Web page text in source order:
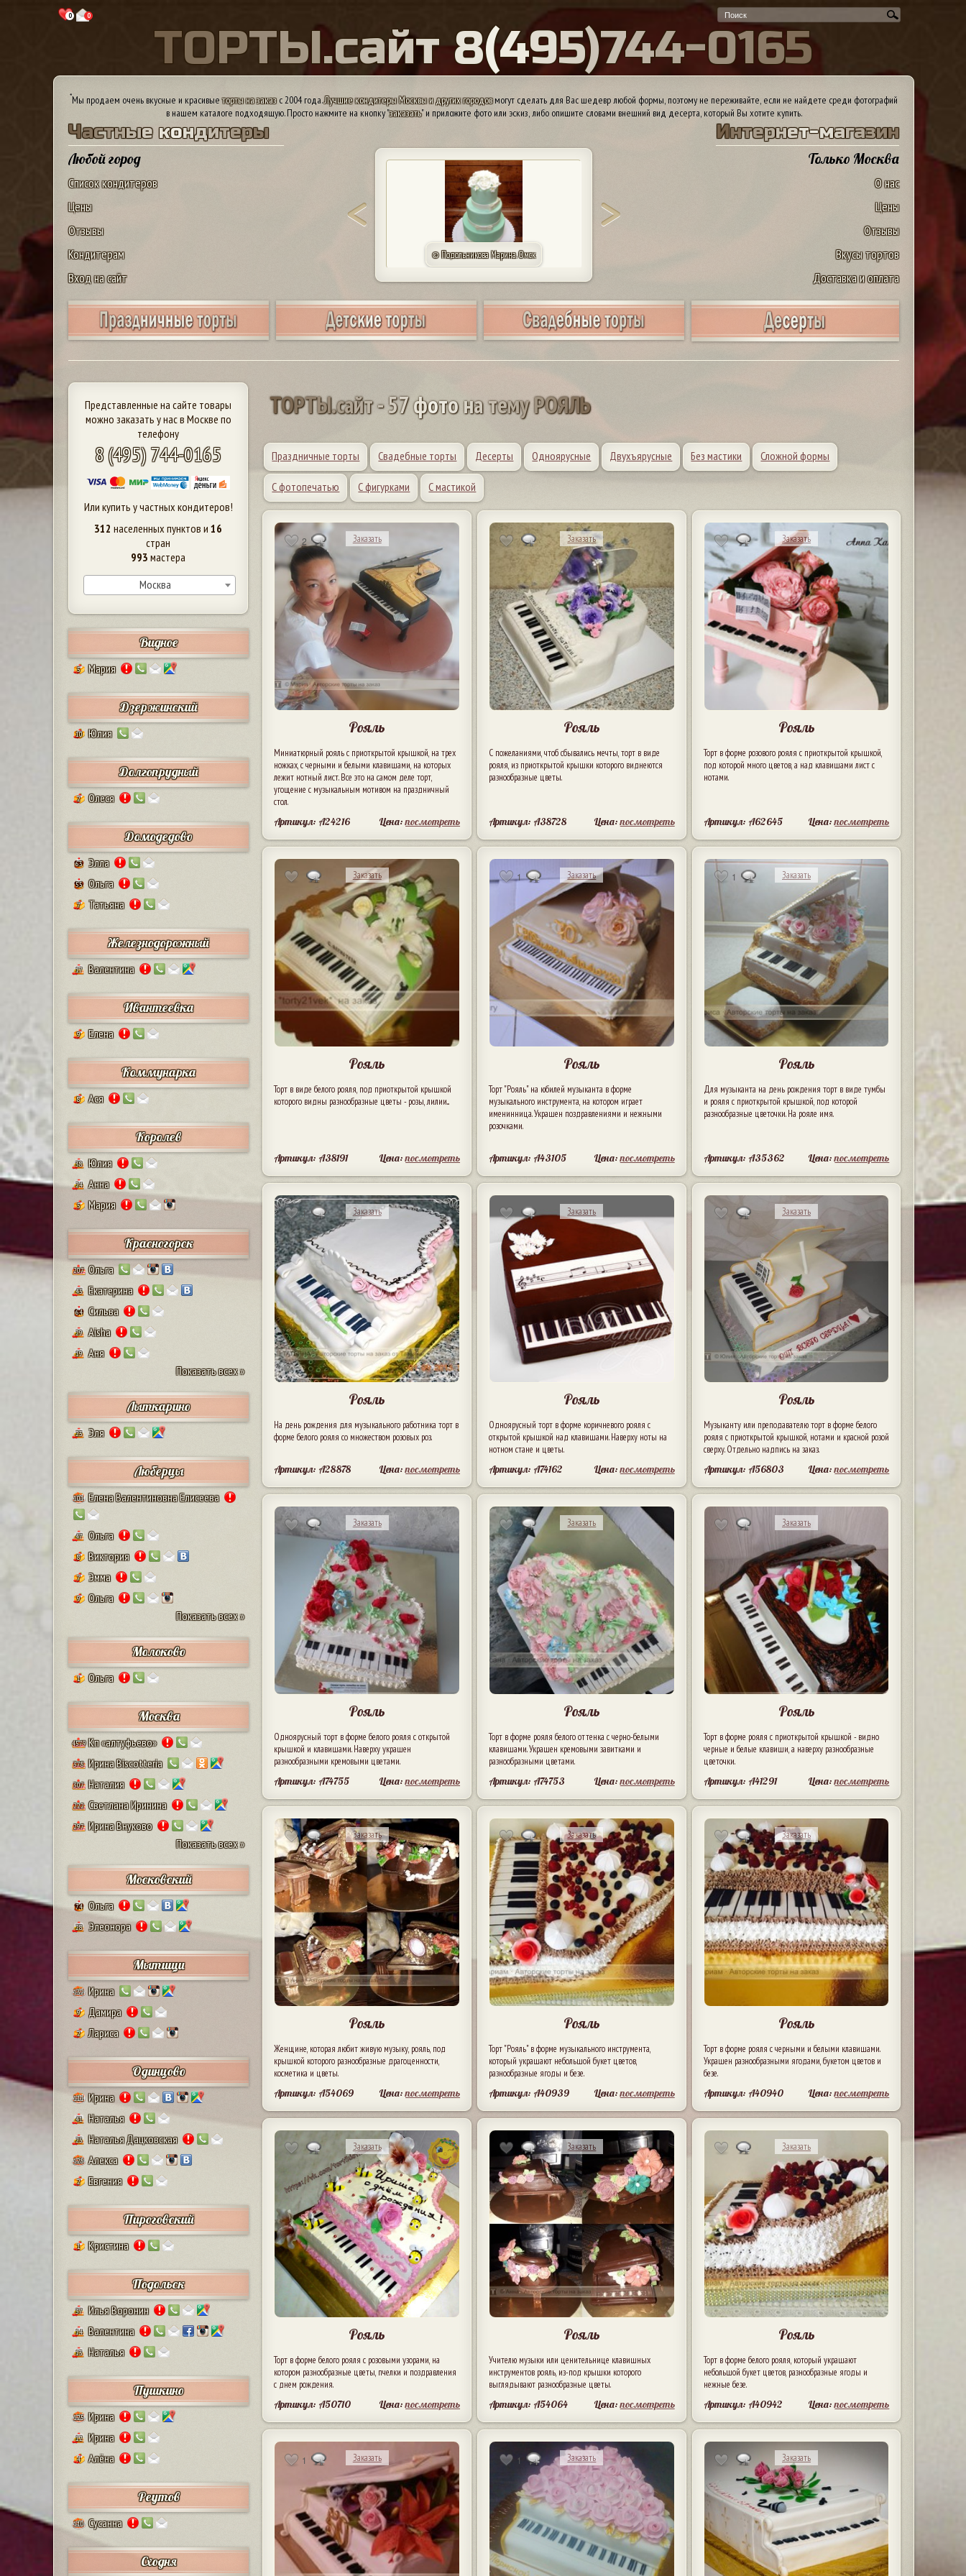
0 0
ТОРТЫ.сайт 8(495)744-0165
*Мы продаем очень вкусные и красивыеторты на заказс 2004 года.Лучшие кондитеры Москвы и других городовмогут сделать для Вас шедевр любой формы, поэтому не переживайте, если не найдете среди фотографий
в нашем каталоге подходящую. Просто нажмите на кнопку "заказать" и приложите фото или эскиз, либо опишите словами внешний вид десерта, который Вы хотите купить.
Частные кондитеры
Любой город
Список кондитеров
Цены
Отзывы
Кондитерам
Вход на сайт
Интернет-магазин
Только Москва
О нас
Цены
Отзывы
Вкусы тортов
Доставка и оплата
© Подольникова Марина. Омск
Представленные на сайте товары
можно заказать у нас в Москве по
телефону
8 (495) 744-0165
Или купить у частных кондитеров!
312 населенных пунктов и16
стран
993 мастера
Москва
Видное
5 Мария
Дзержинский
10 Юлия
Долгопрудный
2 Олеся
Домодедово
63 Элла
55 Ольга
7 Татьяна
Железнодорожный
17 Валентина
Ивантеевка
9 Елена
Коммунарка
8 Ася
Королев
38 Юлия
24 Анна
5 Мария
Красногорск
207 Ольга
43 Екатерина
64 Сильва
29 Aisha
19
Аня
Показать всех »
Лыткарино
23 Эля
Люберцы
101 Елена Валентиновна Елисеева
47 Ольга
8 Виктория
7 Эмма
9
Ольга
Показать всех »
Молоково
1 Ольга
Москва
4579 Кп «алтуфьево»
378 Ирина Biscotteria
307 Наталия
222 Светлана Иринина
297 Ирина Внуково
Показать всех »
Московский
74 Ольга
28 Элеонора
Мытищи
132 Ирина
9 Дамира
2 Лариса
Одинцово
111 Ирина
41 Наталья
25 Наталья Дацковская
128 Алекса
2 Евгения
Пироговский
1 Кристина
Подольск
37 Илья Воронин
14 Валентина
13 Наталья
Пушкино
125 Ирина
12 Ирина
4 Алёна
Реутов
110 Сусанна
Сходня
ТОРТЫ.сайт-57фотонатемуРОЯЛЬ
Праздничные торты Свадебные торты Десерты Одноярусные Двухъярусные Без мастики Сложной формы
С фотопечатью С фигурками С мастикой
2 Заказать
Рояль
Миниатюрный рояль с приоткрытой крышкой, на трех
ножках, с черными и белыми клавишами, на которых
лежит нотный лист. Все это на самом деле торт,
угощение с музыкальным мотивом на праздничный
стол.
Артикул: A24216 Цена:посмотреть
Заказать
Рояль
С пожеланиями, чтоб сбывались мечты, торт в виде
рояля, из приоткрытой крышки которого виднеются
разнообразные цветы.
Артикул: A38728 Цена:посмотреть
Заказать
Рояль
Торт в форме розового рояля с приоткрытой крышкой,
под которой много цветов, а над клавишами лист с
нотами.
Артикул: A62645 Цена:посмотреть
Заказать
Рояль
Торт в виде белого рояля, под приоткрытой крышкой
которого видны разнообразные цветы - розы, лилии...
Артикул: A38191 Цена:посмотреть
1 Заказать
Рояль
Торт "Рояль" на юбилей музыканта в форме
музыкального инструмента, на котором играет
именинница. Украшен поздравлениями и нежными
розочками.
Артикул: A43105 Цена:посмотреть
1 Заказать
Рояль
Для музыканта на день рождения торт в виде тумбы
и рояля с приоткрытой крышкой, под которой
разнообразные цветочки. На рояле имя.
Артикул: A35362 Цена:посмотреть
1 Заказать
Рояль
На день рождения для музыкального работника торт в
форме белого рояля со множеством розовых роз.
Артикул: A28878 Цена:посмотреть
Заказать
Рояль
Одноярусный торт в форме коричневого рояля с
открытой крышкой над клавишами. Наверху ноты на
нотном стане и цветы.
Артикул: A74162 Цена:посмотреть
Заказать
Рояль
Музыканту или преподавателю торт в форме белого
рояля с приоткрытой крышкой, нотами и красной розой
сверху. Отдельно надпись на заказ.
Артикул: A56803 Цена:посмотреть
Заказать
Рояль
Одноярусный торт в форме белого рояля с открытой
крышкой и клавишами. Наверху украшен
разнообразными кремовыми цветами.
Артикул: A74755 Цена:посмотреть
Заказать
Рояль
Торт в форме рояля белого оттенка с черно-белыми
клавишами. Украшен кремовыми завитками и
разнообразными цветами.
Артикул: A74753 Цена:посмотреть
Заказать
Рояль
Торт в форме рояля с приоткрытой крышкой - видно
черные и белые клавиши, а наверху разнообразные
цветочки.
Артикул: A41291 Цена:посмотреть
Заказать
Рояль
Женщине, которая любит живую музыку, рояль, под
крышкой которого разнообразные драгоценности,
косметика и цветы.
Артикул: A54069 Цена:посмотреть
Заказать
Рояль
Торт "Рояль" в форме музыкального инструмента,
который украшают небольшой букет цветов,
разнообразные ягоды и безе.
Артикул: A40939 Цена:посмотреть
Заказать
Рояль
Торт в форме рояля с черными и белыми клавишами.
Украшен разнообразными ягодами, букетом цветов и
безе.
Артикул: A40940 Цена:посмотреть
Заказать
Рояль
Торт в форме белого рояля с розовыми узорами, на
котором разнообразные цветы, пчелки и поздравления
с днем рождения.
Артикул: A50710 Цена:посмотреть
Заказать
Рояль
Учителю музыки или ценительнице клавишных
инструментов рояль, из-под крышки которого
выглядывают разнообразные цветы.
Артикул: A54064 Цена:посмотреть
Заказать
Рояль
Торт в форме белого рояля, который украшают
небольшой букет цветов, разнообразные ягоды и
нежные безе.
Артикул: A40942 Цена:посмотреть
1 Заказать 1 Заказать Заказать